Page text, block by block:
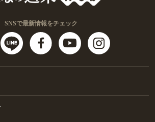
SNSで最新情報をチェック